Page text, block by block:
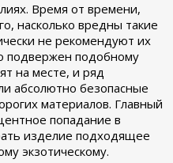
Время от времени,
насколько вредны такие
не рекомендуют их
подвержен подобному
на месте, и ряд
абсолютно безопасные
материалов. Главный
попадание в
изделие подходящее
экзотическому.